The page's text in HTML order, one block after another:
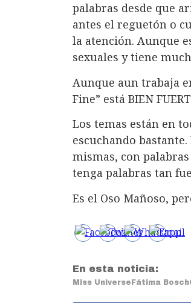
palabras desde que
antes el reguetón o
la atención. Aunque
sexuales y tiene
Aunque aun trabaja
Fine” está BIEN
Los temas están en
escuchando
mismas, con
tenga palabras tan
Es el Oso Mañoso,
En esta noticia:
Miss Universe Fátima Bosch